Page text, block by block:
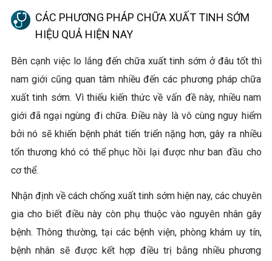
CÁC PHƯƠNG PHÁP CHỮA XUẤT TINH SỚM
HIỆU QUẢ HIỆN NAY
Bên cạnh việc lo lắng đến chữa xuất tinh sớm ở đâu tốt thì
nam giới cũng quan tâm nhiều đến các phương pháp chữa
xuất tinh sớm. Vì thiếu kiến thức về vấn đề này, nhiều nam
giới đã ngại ngùng đi chữa. Điều này là vô cùng nguy hiểm
bởi nó sẽ khiến bệnh phát tiến triển nặng hơn, gây ra nhiều
tổn thương khó có thể phục hồi lại được như ban đầu cho
cơ thể.
Nhận định về cách chống xuất tinh sớm hiện nay, các chuyên
gia cho biết điều này còn phụ thuộc vào nguyên nhân gây
bệnh. Thông thường, tại các bệnh viện, phòng khám uy tín,
bệnh nhân sẽ được kết hợp điều trị bằng nhiều phương